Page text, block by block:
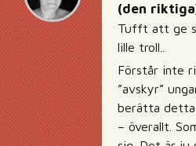
(den
Tufft att ge
lille troll..
Förstår inte
”avskyr”
berätta detta
– överallt.